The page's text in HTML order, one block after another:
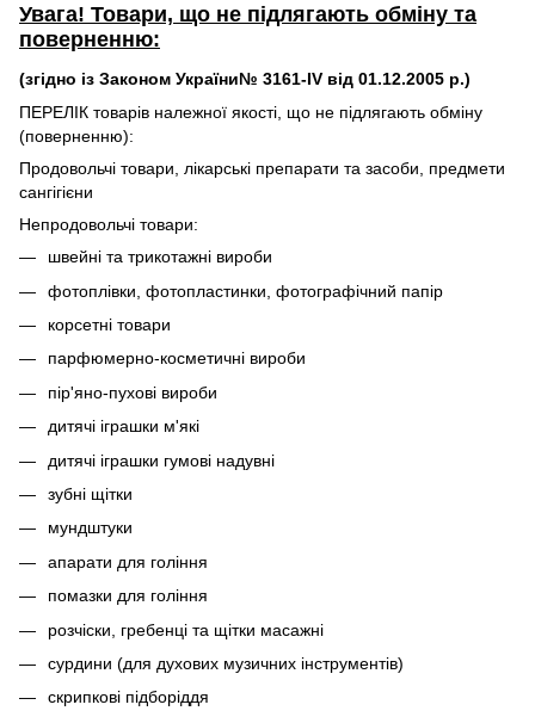
Увага! Товари, що не підлягають обміну та
поверненню:
(згідно із Законом України№ 3161-IV від 01.12.2005 р.)
ПЕРЕЛІК товарів належної якості, що не підлягають обміну
(поверненню):
Продовольчі товари, лікарські препарати та засоби, предмети
сангігієни
Непродовольчі товари:
швейні та трикотажні вироби
фотоплівки, фотопластинки, фотографічний папір
корсетні товари
парфюмерно-косметичні вироби
пір'яно-пухові вироби
дитячі іграшки м'які
дитячі іграшки гумові надувні
зубні щітки
мундштуки
апарати для гоління
помазки для гоління
розчіски, гребенці та щітки масажні
сурдини (для духових музичних інструментів)
скрипкові підборіддя